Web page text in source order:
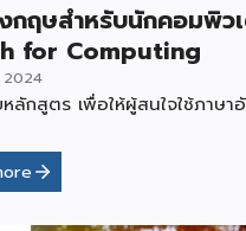
กฤษสำหรับนักคอมพิว
for Computing
2024
ลักสูตร เพื่อให้ผู้สนใจใช้ภาษา